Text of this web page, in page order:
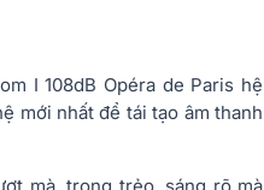
I 108dB Opéra de Paris hệ
mới nhất để tái tạo âm thanh